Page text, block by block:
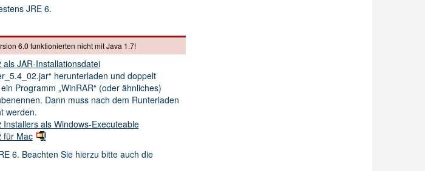
JRE 6.
6.0 funktionierten nicht mit Java 1.7!
JAR-Installationsdatei
herunterladen und doppelt
Programm „WinRAR“ (oder ähnliches)
Dann muss nach dem Runterladen
werden.
als Windows-Executeable
für Mac
6. Beachten Sie hierzu bitte auch die